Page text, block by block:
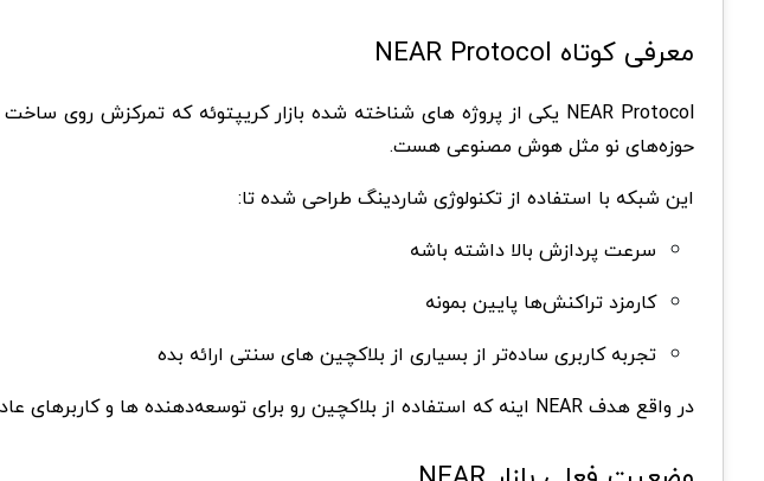
معرفی کوتاه NEAR Protocol
حوزه‌های نو مثل هوش مصنوعی هست.
این شبکه با استفاده از تکنولوژی شاردینگ طراحی شده تا:
سرعت پردازش بالا داشته باشه
کارمزد تراکنش‌ها پایین بمونه
تجربه کاربری ساده‌تر از بسیاری از بلاکچین های سنتی ارائه بده
در واقع هدف NEAR اینه که استفاده از بلاکچین رو برای توسعه‌دهنده ها و کاربرهای عادی راحتتر کنه.